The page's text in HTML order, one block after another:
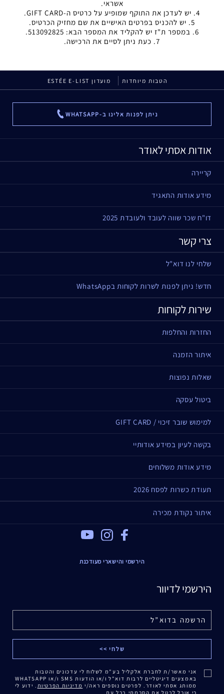
אשראי.
יש לעדכן את התוקף שמופיע על כרטיס ה-GIFT CARD.
יש להכניס בפרטים האישיים את שם מחזיק הכרטיס.
במספר ת"ז יש להקליד את המספר הבא: 513092825.
כעת ניתן לסיים את הרכישה.
הטבות מיוחדות מועדון ESTÉE E-LIST
ניתן לפנות אלינו ב-WHATSAPP ...
אודות אסתי לאודר
קריירה
מידע אודות התאגיד
דו"ח שכר שווה לעובד ולעובדת 2025
צרי קשר
שלחי לנו דוא"ל
חדש! ניתן לפנות לשרות לקוחות בWhatsApp
שירות לקוחות
החזרות והחלפות
איתור הזמנה
שאלות נפוצות
ביטול עסקה
למימוש שובר זיכוי / GIFT CARD
בקשה לעיון במידע אודותיי
מידע אודות משלוחים
תעודת כשרות לפסח 2026
איתור נקודת מכירה
Facebook
הירשמי והישארי מעודכנת
הירשמי לדיוור
אני מאשר/ת לחברת אלקליל בע"מ לשלוח לי עדכונים והטבות
באמצעים דיגיטליים לרבות דוא"ל ו/או הודעות SMS ו/או WHATSAPP
ממותג אסתי לאודר. לפרטים נוספים ראה/י מדיניות הפרטיות
. ידוע לי
כי אוכל לבטל את הסכמתי בכל עת.